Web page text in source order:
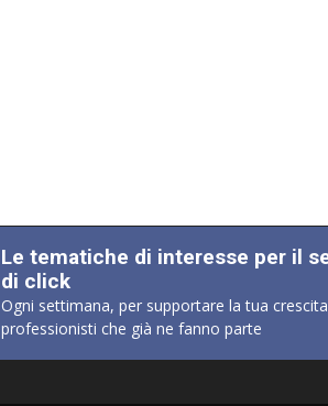
Le tematiche di interesse per il
di click
Ogni settimana, per supportare la tua
professionisti che già ne fanno parte